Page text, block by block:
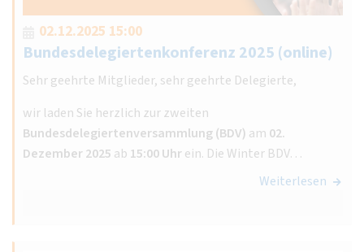
02.12.2025 15:00
Bundesdelegiertenkonferenz 2025 (online)
Sehr geehrte Mitglieder, sehr geehrte Delegierte,
wir laden Sie herzlich zur zweiten
Bundesdelegiertenversammlung (BDV) am 02.
Dezember 2025 ab 15:00 Uhrein. Die Winter BDV…
Weiterlesen